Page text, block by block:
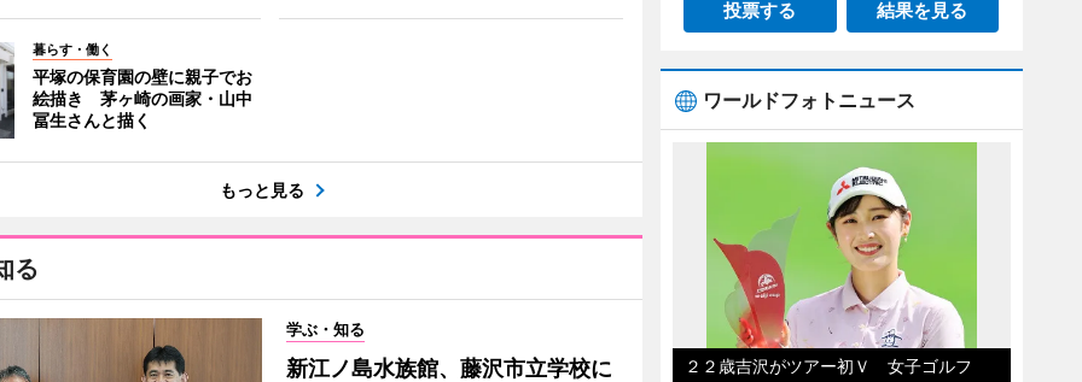
暮らす・働く
平塚の保育園の壁に親子でお
絵描き 茅ヶ崎の画家・山中
冨生さんと描く
もっと見る
る
学ぶ・知る
新江ノ島水族館、藤沢市立学校に
投票する 結果を見る
ワールドフォトニュース
２２歳吉沢がツアー初Ｖ 女子ゴルフ